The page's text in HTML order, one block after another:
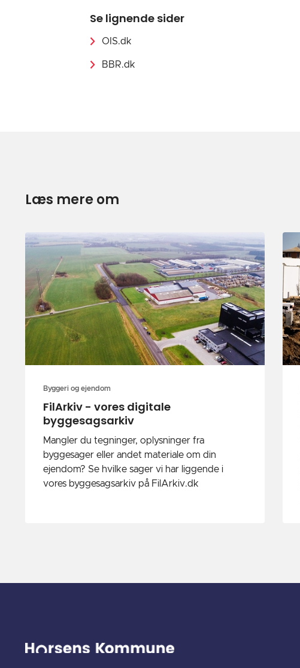
Se lignende sider
OIS.dk
BBR.dk
Læs mere om
Byggeri og ejendom
FilArkiv - vores digitale
byggesagsarkiv
Mangler du tegninger, oplysninger fra
byggesager eller andet materiale om din
ejendom? Se hvilke sager vi har liggende i
vores byggesagsarkiv på FilArkiv.dk